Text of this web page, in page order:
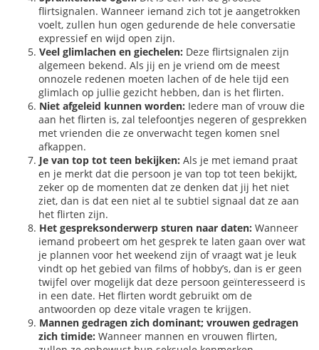
flirtsignalen. Wanneer iemand zich tot je aangetrokken
voelt, zullen hun ogen gedurende de hele conversatie
expressief en wijd open zijn.
Veel glimlachen en giechelen: Deze flirtsignalen zijn
algemeen bekend. Als jij en je vriend om de meest
onnozele redenen moeten lachen of de hele tijd een
glimlach op jullie gezicht hebben, dan is het flirten.
Niet afgeleid kunnen worden: Iedere man of vrouw die
aan het flirten is, zal telefoontjes negeren of gesprekken
met vrienden die ze onverwacht tegen komen snel
afkappen.
Je van top tot teen bekijken: Als je met iemand praat
en je merkt dat die persoon je van top tot teen bekijkt,
zeker op de momenten dat ze denken dat jij het niet
ziet, dan is dat een niet al te subtiel signaal dat ze aan
het flirten zijn.
Het gespreksonderwerp sturen naar daten: Wanneer
iemand probeert om het gesprek te laten gaan over wat
je plannen voor het weekend zijn of vraagt wat je leuk
vindt op het gebied van films of hobby’s, dan is er geen
twijfel over mogelijk dat deze persoon geïnteresseerd is
in een date. Het flirten wordt gebruikt om de
antwoorden op deze vitale vragen te krijgen.
Mannen gedragen zich dominant; vrouwen gedragen
zich timide: Wanneer mannen en vrouwen flirten,